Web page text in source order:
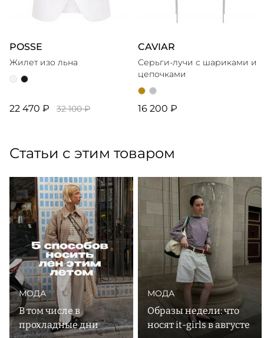
POSSE
Жилет изо льна
22 470 ₽ 32 100 ₽
CAVIAR
Серьги-лучи с шариками и
цепочками
16 200 ₽
Статьи с этим товаром
МОДА
В том числе в
прохладные дни
МОДА
Образы недели: что
носят it-girls в августе